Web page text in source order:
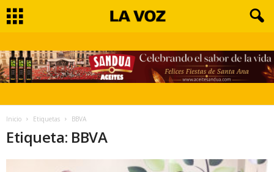
Inicio Etiquetas BBVA
Etiqueta: BBVA